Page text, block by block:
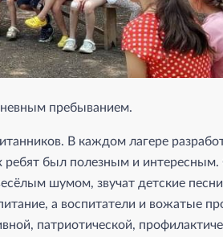
пребыванием.
В каждом лагере
был полезным и интересным.
шумом, звучат детские
а воспитатели и вожатые
патриотической,